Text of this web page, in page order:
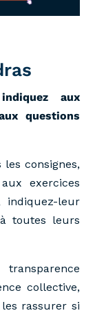
aux
questions
consignes,
exercices
indiquez-leur
toutes leurs
collective,
rassurer si